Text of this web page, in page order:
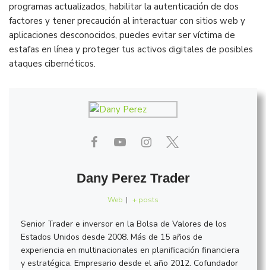
programas actualizados, habilitar la autenticación de dos
factores y tener precaución al interactuar con sitios web y
aplicaciones desconocidos, puedes evitar ser víctima de
estafas en línea y proteger tus activos digitales de posibles
ataques cibernéticos.
Dany Perez Trader
Web | + posts
Senior Trader e inversor en la Bolsa de Valores de los
Estados Unidos desde 2008. Más de 15 años de
experiencia en multinacionales en planificación financiera
y estratégica. Empresario desde el año 2012. Cofundador